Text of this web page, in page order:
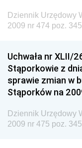
Dziennik
i Gospodarki
Dziennik
Dziennik
Wewnętrznego
Dziennik
Dziennik Urzędowy
2009 nr 474 poz.
Uchwała nr XLII/
Stąporkowie z
sprawie zmian w
Stąporków na
Dziennik Urzędowy
2009 nr 475 poz.